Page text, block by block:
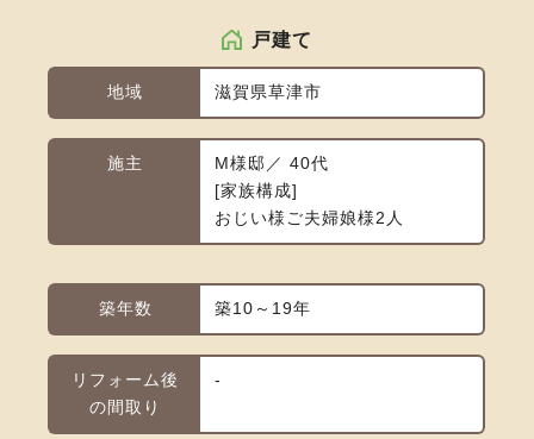
戸建て
地域 滋賀県草津市
施主
M様邸／ 40代
家族構成
おじい様ご夫婦娘様2人
築年数 築10～19年
リフォーム後
の間取り
-